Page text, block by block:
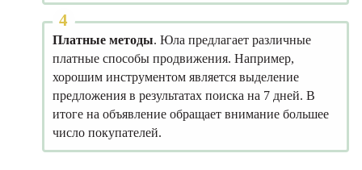
Платные методы. Юла предлагает различные
платные способы продвижения. Например,
хорошим инструментом является выделение
предложения в результатах поиска на 7 дней. В
итоге на объявление обращает внимание большее
число покупателей.